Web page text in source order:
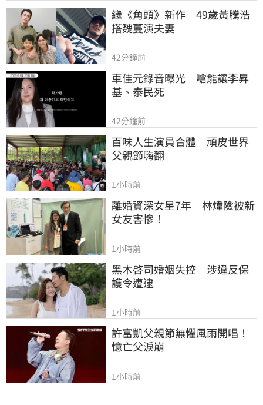
繼《角頭》新作　49歲黃騰浩
搭魏蔓演夫妻
42分鐘前
車佳元錄音曝光　嗆能讓李昇
基、泰民死
42分鐘前
百味人生演員合體　頑皮世界
父親節嗨翻
1小時前
離婚資深女星7年　林煒險被新
女友害慘！
1小時前
黑木啓司婚姻失控　涉違反保
護令遭逮
1小時前
許富凱父親節無懼風雨開唱！
憶亡父淚崩
1小時前